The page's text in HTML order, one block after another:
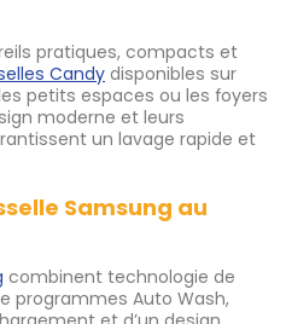
pratiques, compacts et
Candy disponibles sur
petits espaces ou les foyers
moderne et leurs
un lavage rapide et
Samsung au
combinent technologie de
programmes Auto Wash,